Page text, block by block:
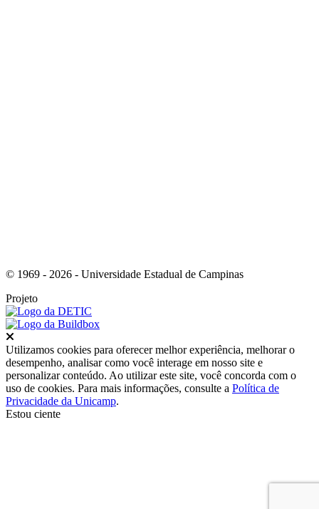
© 1969 - 2026 - Universidade Estadual de Campinas
Projeto
Utilizamos cookies para oferecer melhor experiência, melhorar o
desempenho, analisar como você interage em nosso site e
personalizar conteúdo. Ao utilizar este site, você concorda com o
uso de cookies. Para mais informações, consulte a Política de
Privacidade da Unicamp.
Estou ciente